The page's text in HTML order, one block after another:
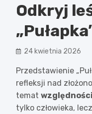
Odkryj
24 kwietnia 2026
Przedstawienie
refleksji nad
temat względności
tylko człowieka,